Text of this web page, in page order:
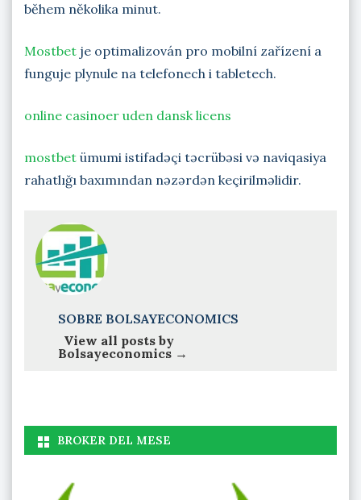
během několika minut.
Mostbet je optimalizován pro mobilní zařízení a
funguje plynule na telefonech i tabletech.
online casinoer uden dansk licens
mostbet ümumi istifadəçi təcrübəsi və naviqasiya
rahatlığı baxımından nəzərdən keçirilməlidir.
SOBRE BOLSAYECONOMICS
View all posts by
Bolsayeconomics →
BROKER DEL MESE